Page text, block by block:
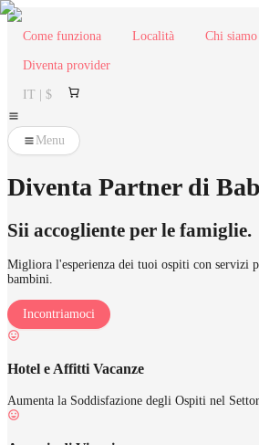
Come funziona Località Chi siamo
Diventa provider
IT | $
Menu
Diventa Partner di
Sii accogliente per le famiglie.
Migliora l'esperienza dei tuoi ospiti con servizi
bambini.
Incontriamoci
Hotel e Affitti Vacanze
Aumenta la Soddisfazione degli Ospiti nel